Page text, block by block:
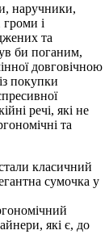
наручники,
громи і
та
би поганим,
довговічною
покупки
речі, які не
та
класичний
сумочка у
які є, до